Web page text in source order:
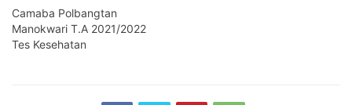
Camaba Polbangtan
Manokwari T.A 2021/2022
Tes Kesehatan